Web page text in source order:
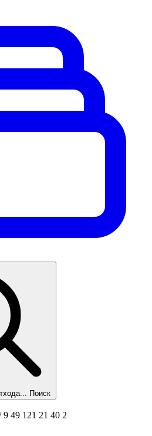
Поиск
9 49 121 21 40 2